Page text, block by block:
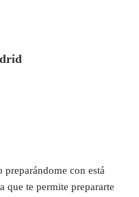
preparándome con está
que te permite prepararte